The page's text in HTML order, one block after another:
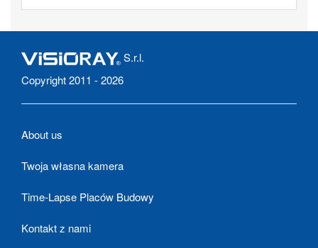
S.r.l.
Copyright 2011 - 2026
About us
Twoja własna kamera
Time-Lapse Placów Budowy
Kontakt z nami